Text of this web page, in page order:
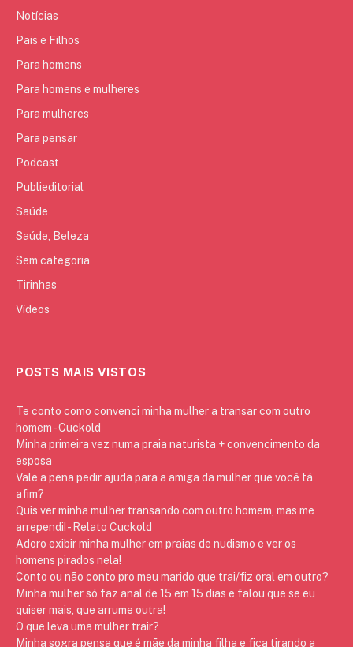
Notícias
Pais e Filhos
Para homens
Para homens e mulheres
Para mulheres
Para pensar
Podcast
Publieditorial
Saúde
Saúde, Beleza
Sem categoria
Tirinhas
Vídeos
POSTS MAIS VISTOS
Te conto como convenci minha mulher a transar com outro
homem - Cuckold
Minha primeira vez numa praia naturista + convencimento da
esposa
Vale a pena pedir ajuda para a amiga da mulher que você tá
afim?
Quis ver minha mulher transando com outro homem, mas me
arrependi! - Relato Cuckold
Adoro exibir minha mulher em praias de nudismo e ver os
homens pirados nela!
Conto ou não conto pro meu marido que trai/fiz oral em outro?
Minha mulher só faz anal de 15 em 15 dias e falou que se eu
quiser mais, que arrume outra!
O que leva uma mulher trair?
Minha sogra pensa que é mãe da minha filha e fica tirando a